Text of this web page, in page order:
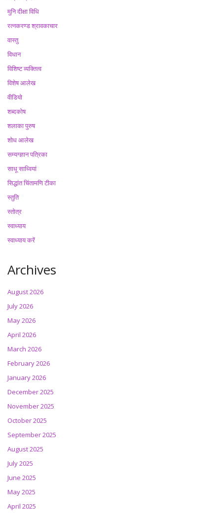
मुनि दीक्षा विधि
रत्नकरण्ड श्रावकाचार
वास्तु
विधान
विशिष्ट व्यक्तित्व
विशेष आलेख
वीडियो
शब्दकोष
शलाका पुरुष
शोध आलेख
सम्यग्ज्ञान पत्रिका
साधू साध्वियां
सिद्धांत चिंतामणि टीका
स्तुति
स्तोत्र
स्वाध्याय
स्वाध्याय करें
Archives
August 2026
July 2026
May 2026
April 2026
March 2026
February 2026
January 2026
December 2025
November 2025
October 2025
September 2025
August 2025
July 2025
June 2025
May 2025
April 2025